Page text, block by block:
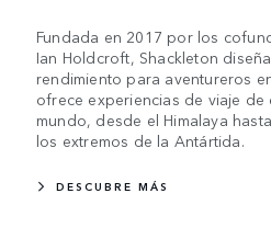
Fundada en 2017 por los
Ian Holdcroft, Shackleton
rendimiento para aventureros
ofrece experiencias de viaje
mundo, desde el Himalaya
los extremos de la Antártida.
DESCUBRE MÁS